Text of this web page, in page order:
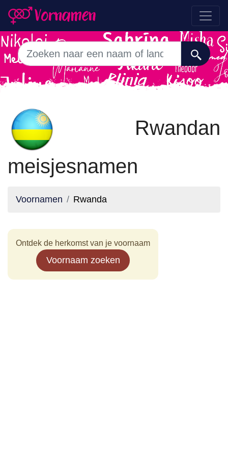
Rwandan
meisjesnamen
Voornamen Rwanda
Ontdek de herkomst van je voornaam
Voornaam zoeken